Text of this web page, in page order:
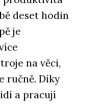
deset hodin
je
na věci,
ručně. Díky
a pracují